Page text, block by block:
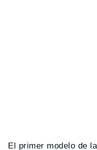
El primer modelo de